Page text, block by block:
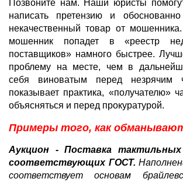
Позвоните нам. Наши юристы
написать претензию и
некачественный товар от
мошенник попадет в «реестр
поставщиков» намного быстрее.
проблему на месте, чем в
себя виноватым перед незрячим
показывает практика, «получателю»
объясняться и перед прокуратурой.
Примеры того, как
Аукцион - Поставка
соответствующих ГОСТ.
соответствует основам